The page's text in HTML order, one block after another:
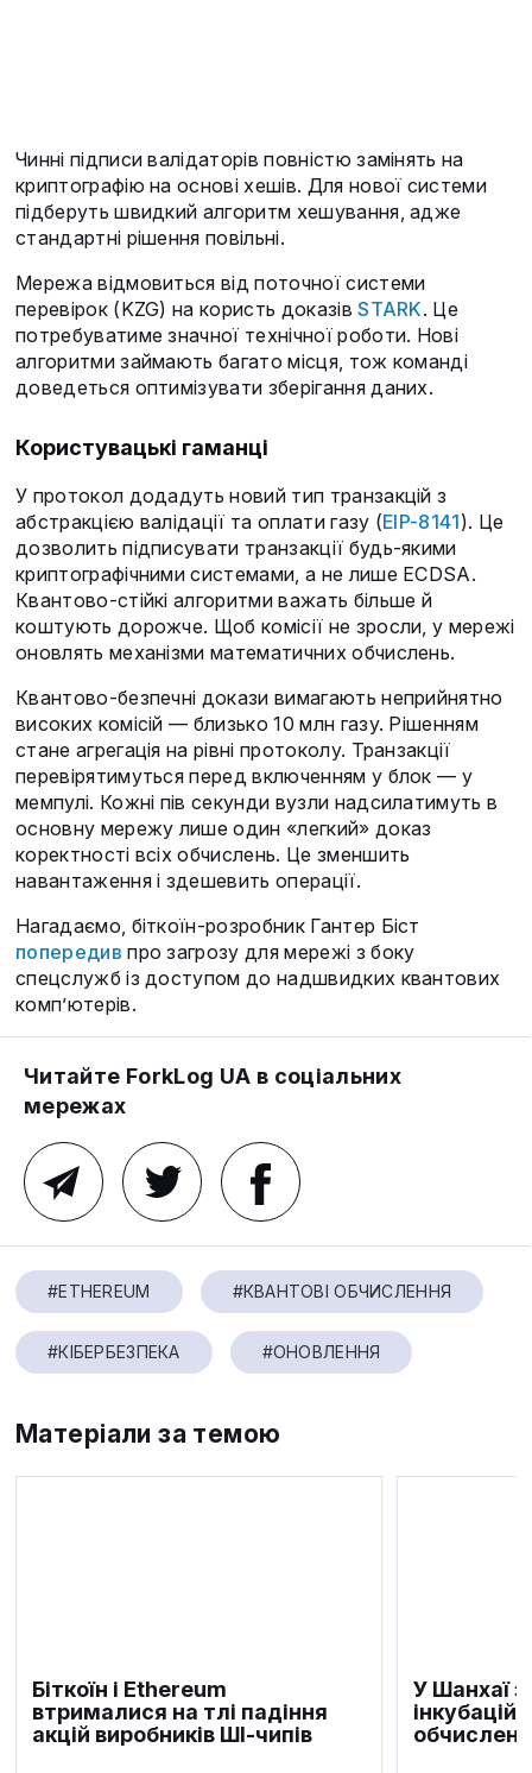
Чинні підписи валідаторів повністю замінять на
криптографію на основі хешів. Для нової системи
підберуть швидкий алгоритм хешування, адже
стандартні рішення повільні.
Мережа відмовиться від поточної системи
перевірок (KZG) на користь доказівSTARK. Це
потребуватиме значної технічної роботи. Нові
алгоритми займають багато місця, тож команді
доведеться оптимізувати зберігання даних.
Користувацькі гаманці
У протокол додадуть новий тип транзакцій з
абстракцією валідації та оплати газу (EIP-8141). Це
дозволить підписувати транзакції будь-якими
криптографічними системами, а не лише ECDSA.
Квантово-стійкі алгоритми важать більше й
коштують дорожче. Щоб комісії не зросли, у мережі
оновлять механізми математичних обчислень.
Квантово-безпечні докази вимагають неприйнятно
високих комісій — близько 10 млн газу. Рішенням
стане агрегація на рівні протоколу. Транзакції
перевірятимуться перед включенням у блок — у
мемпулі. Кожні пів секунди вузли надсилатимуть в
основну мережу лише один «легкий» доказ
коректності всіх обчислень. Це зменшить
навантаження і здешевить операції.
Нагадаємо, біткоїн-розробник Гантер Біст
попередив про загрозу для мережі з боку
спецслужб із доступом до надшвидких квантових
комп’ютерів.
Читайте ForkLog UA в соціальних
мережах
#ETHEREUM #КВАНТОВІ ОБЧИСЛЕННЯ
#КІБЕРБЕЗПЕКА #ОНОВЛЕННЯ
Матеріали за темою
Біткоїн і Ethereum
втрималися на тлі падіння
акцій виробників ШІ-чипів
У Шанхаї
обчислень